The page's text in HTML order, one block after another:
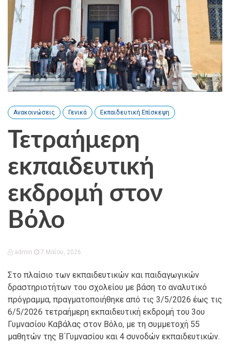
Ανακοινώσεις Γενικά Εκπαιδευτική Επίσκεψη
Τετραήμερη
εκπαιδευτική
εκδρομή στον
Βόλο
admin 7 Μαΐου, 2026
Στο πλαίσιο των εκπαιδευτικών και παιδαγωγικών
δραστηριοτήτων του σχολείου με βάση το αναλυτικό
πρόγραμμα, πραγματοποιήθηκε από τις 3/5/2026 έως τις
6/5/2026 τετραήμερη εκπαιδευτική εκδρομή του 3ου
Γυμνασίου Καβάλας στον Βόλο, με τη συμμετοχή 55
μαθητών της Β΄Γυμνασίου και 4 συνοδών εκπαιδευτικών.